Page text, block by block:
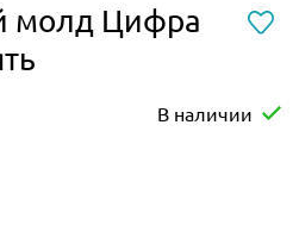
молд Цифра
В наличии